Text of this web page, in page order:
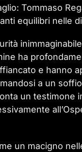
Tommaso
equilibri nelle
ha
e hanno
a un
un testimone
un macigno